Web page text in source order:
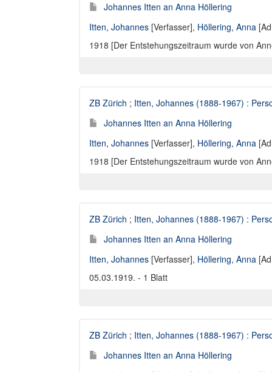
Johannes Itten an Anna Höllering
Itten, Johannes [Verfasser], Höllering, Anna
1918 [Der Entstehungszeitraum wurde von
ZB Zürich ; Itten, Johannes (1888-1967) :
Johannes Itten an Anna Höllering
Itten, Johannes [Verfasser], Höllering, Anna
1918 [Der Entstehungszeitraum wurde von
ZB Zürich ; Itten, Johannes (1888-1967) :
Johannes Itten an Anna Höllering
Itten, Johannes [Verfasser], Höllering, Anna
05.03.1919. - 1 Blatt
ZB Zürich ; Itten, Johannes (1888-1967) :
Johannes Itten an Anna Höllering